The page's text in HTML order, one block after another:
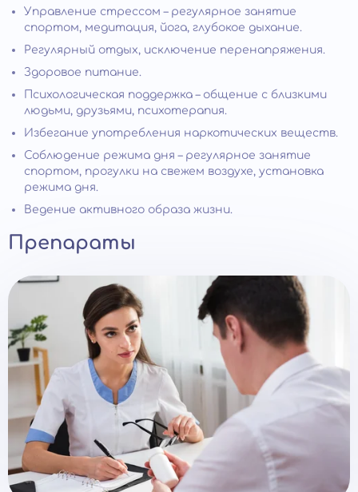
Управление стрессом – регулярное занятие
спортом, медитация, йога, глубокое дыхание.
Регулярный отдых, исключение перенапряжения.
Здоровое питание.
Психологическая поддержка – общение с близкими
людьми, друзьями, психотерапия.
Избегание употребления наркотических веществ.
Соблюдение режима дня – регулярное занятие
спортом, прогулки на свежем воздухе, установка
режима дня.
Ведение активного образа жизни.
Препараты